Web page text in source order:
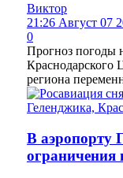
Виктор
21:26 Август 07
0
Прогноз погоды
региона
В аэропорту
ограничения